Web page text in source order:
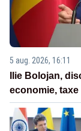
5 aug. 2026, 16:11
Ilie Bolojan,
economie,